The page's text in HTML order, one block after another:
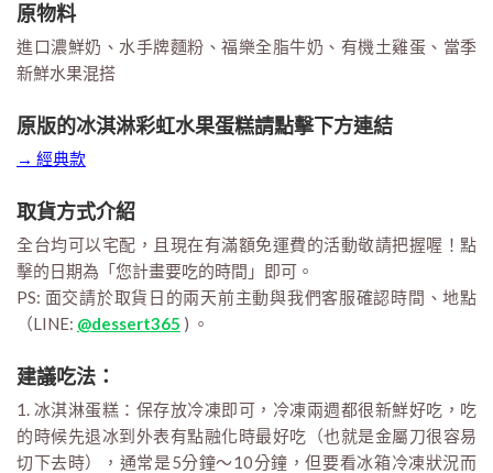
原物料
進口濃鮮奶、水手牌麵粉、福樂全脂牛奶、有機土雞蛋、當季
新鮮水果混搭
原版的冰淇淋彩虹水果蛋糕請點擊下方連結
→ 經典款
取貨方式介紹
全台均可以宅配，且現在有滿額免運費的活動敬請把握喔！點
擊的日期為「您計畫要吃的時間」即可。
PS: 面交請於取貨日的兩天前主動與我們客服確認時間、地點
（LINE: @dessert365 ) 。
建議吃法：
1. 冰淇淋蛋糕：保存放冷凍即可，冷凍兩週都很新鮮好吃，吃
的時候先退冰到外表有點融化時最好吃（也就是金屬刀很容易
切下去時），通常是5分鐘～10分鐘，但要看冰箱冷凍狀況而